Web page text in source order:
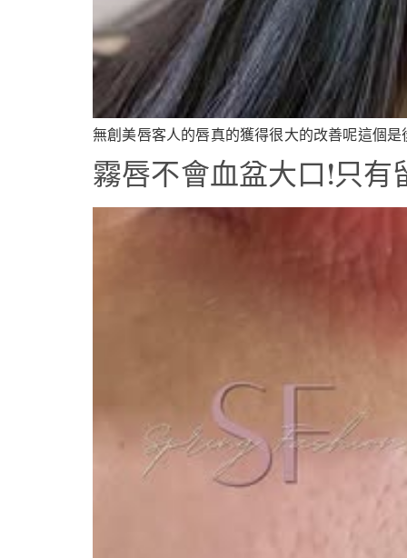
無創美唇客人的唇真的獲得很大的改善呢這個
霧唇不會血盆大口!只有